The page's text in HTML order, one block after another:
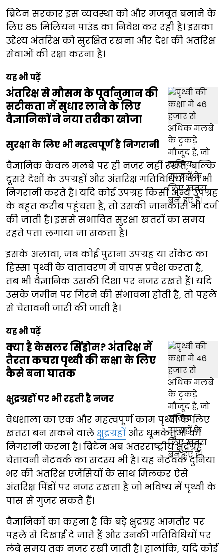
ब्रिटेन सरकार इस व्यवस्था को और मजबूत बनाने के
लिए 85 मिलियन पाउंड का निवेश कर रही है। इसका
उद्देश्य अंतरिक्ष को सुरक्षित रखना और देश की अंतरिक्ष
सेवाओं की रक्षा करना है।
यह भी पढ़ें
अंतरिक्ष से मौसम के पूर्वानुमान की
सटीकता में सुधार लाने के लिए
वैज्ञानिकों ने नया तरीका खोजा
सुरक्षा के लिए भी महत्वपूर्ण है निगरानी
वैज्ञानिक केवल मलबे पर ही नजर नहीं रखते, बल्कि
दूसरे देशों के उपग्रहों और अंतरिक्ष गतिविधियों की भी
निगरानी करते हैं। यदि कोई उपग्रह किसी अन्य उपग्रह
के बहुत करीब पहुंचता है, तो उसकी जानकारी भी दर्ज
की जाती है। इससे संभावित सुरक्षा खतरों का समय
रहते पता लगाया जा सकता है।
इसके अलावा, जब कोई पुराना उपग्रह या रॉकेट का
हिस्सा पृथ्वी के वातावरण में वापस प्रवेश करता है,
तब भी वैज्ञानिक उसकी दिशा पर नजर रखते हैं। यदि
उसके जमीन पर गिरने की संभावना होती है, तो पहले
से चेतावनी जारी की जाती है।
यह भी पढ़ें
क्या है केसलर सिंड्रोम? अंतरिक्ष में
तैरता कचरा पृथ्वी की कक्षा के लिए
कैसे बना घातक
क्षुद्रग्रहों पर भी रहती है नजर
वेधशाला का एक और महत्वपूर्ण काम पृथ्वी के लिए
खतरा बन सकने वाले क्षुद्रग्रहों और धूमकेतुओं की
निगरानी करना है। ब्रिटेन अब अंतरराष्ट्रीय क्षुद्रग्रह
चेतावनी नेटवर्क का सदस्य भी है। यह नेटवर्क दुनिया
भर की अंतरिक्ष एजेंसियों के साथ मिलकर ऐसे
अंतरिक्ष पिंडों पर नजर रखता है जो भविष्य में पृथ्वी के
पास से गुजर सकते हैं।
वैज्ञानिकों का कहना है कि बड़े क्षुद्रग्रह आमतौर पर
पहले से दिखाई दे जाते हैं और उनकी गतिविधियों पर
लंबे समय तक नजर रखी जाती है। हालांकि, यदि कोई